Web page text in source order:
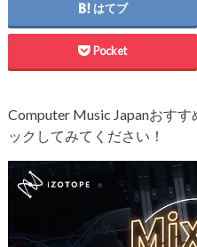
はてブ
Pocket
Computer Music Japanおす
ックしてみてください！